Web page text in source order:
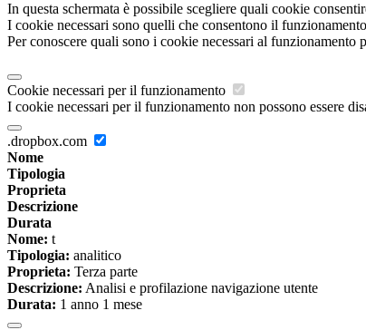
In questa schermata è possibile scegliere quali cookie
I cookie necessari sono quelli che consentono il
Per conoscere quali sono i cookie necessari al funzionamento
Cookie necessari per il funzionamento
I cookie necessari per il funzionamento non possono essere
.dropbox.com
Nome
Tipologia
Proprieta
Descrizione
Durata
Nome: t
Tipologia: analitico
Proprieta: Terza parte
Descrizione: Analisi e profilazione navigazione utente
Durata: 1 anno 1 mese